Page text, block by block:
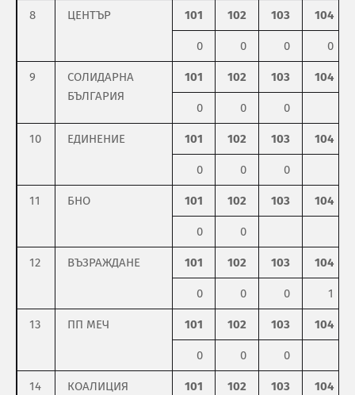
8 ЦЕНТЪР 101 102 103 104
0 0 0 0
9
СОЛИДАРНА
БЪЛГАРИЯ
101 102 103 104
0 0 0
10 ЕДИНЕНИЕ 101 102 103 104
0 0 0
11 БНО 101 102 103 104
0 0
12 ВЪЗРАЖДАНЕ 101 102 103 104
0 0 0 1
13 ПП МЕЧ 101 102 103 104
0 0 0
14
КОАЛИЦИЯ
101 102 103 104